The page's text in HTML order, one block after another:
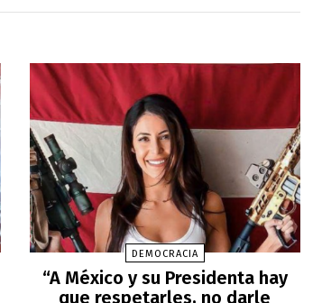
DEMOCRACIA
“A México y su Presidenta hay
que respetarles, no darle